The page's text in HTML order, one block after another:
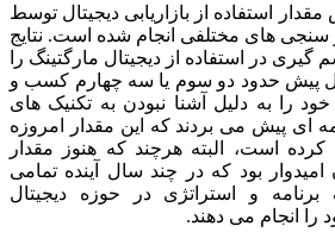
خصوص مقدار استفاده از بازاریابی دیجیتال توسط
های مختلفی انجام شده است. نتایج
در استفاده از دیجیتال مارگتینگ را
پیش حدود دو سوم یا سه چهارم کسب و
خود را به دلیل آشنا نبودن به تکنیک های
ای پیش می بردند که این مقدار امروزه
کرده است، البته هرچند که هنوز مقدار
بود که در چند سال آینده تمامی
و استراتژی در حوزه دیجیتال
را انجام می دهند.